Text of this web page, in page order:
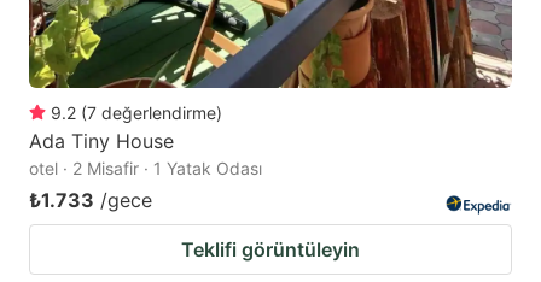
9.2 (7 değerlendirme)
Ada Tiny House
otel · 2 Misafir · 1 Yatak Odası
₺1.733 /gece
Teklifi görüntüleyin